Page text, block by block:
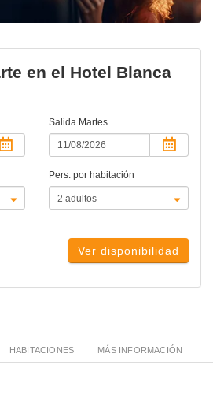
en el Hotel Blanca
Salida Martes
Pers. por habitación
Ver disponibilidad
HABITACIONES MÁS INFORMACIÓN